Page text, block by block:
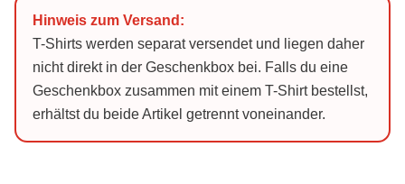
Schwarz M 24,95 €29,90 €
29,90 €
Schwarz XL 24,95 €29,90 €
Hinweis zum Versand:
T-Shirts werden separat versendet und liegen daher
nicht direkt in der Geschenkbox bei. Falls du eine
Geschenkbox zusammen mit einem T-Shirt bestellst,
erhältst du beide Artikel getrennt voneinander.